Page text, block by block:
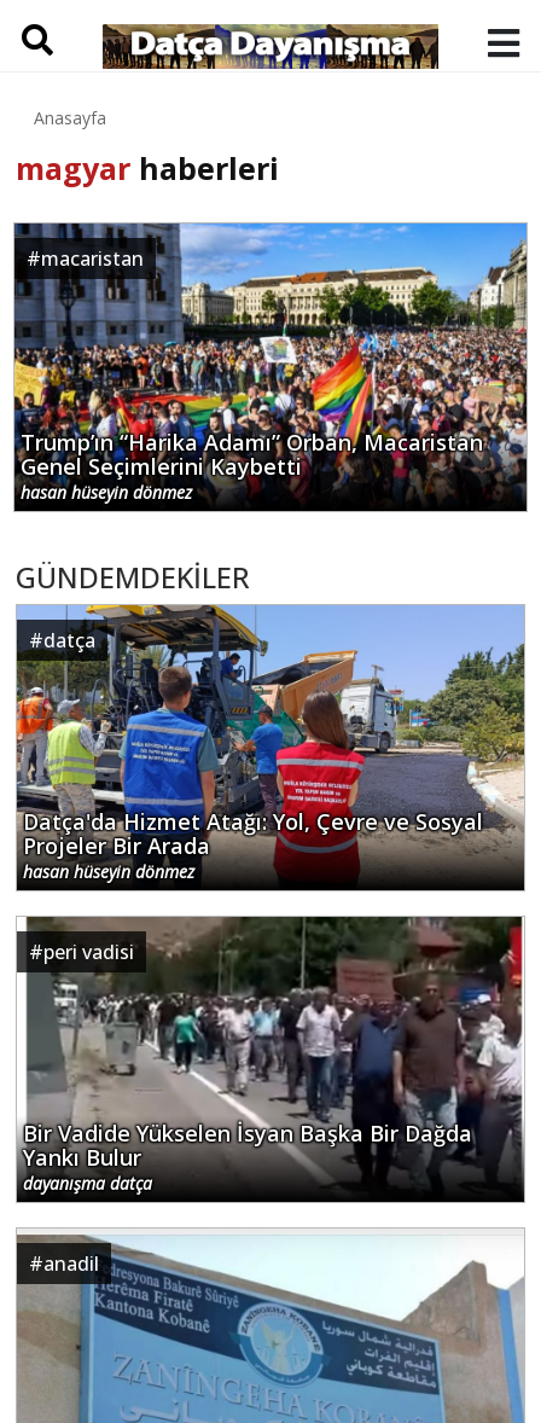
Anasayfa
magyar haberleri
#macaristan
Trump’ın “Harika Adamı” Orban, Macaristan
Genel Seçimlerini Kaybetti
hasan hüseyin dönmez
GÜNDEMDEKİLER
#datça
Datça'da Hizmet Atağı: Yol, Çevre ve Sosyal
Projeler Bir Arada
hasan hüseyin dönmez
#peri vadisi
Bir Vadide Yükselen İsyan Başka Bir Dağda
Yankı Bulur
dayanışma datça
#anadil